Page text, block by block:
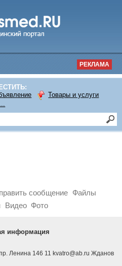
РЕКЛАМА
Товары и услуги
сообщение Файлы
Видео Фото
информация
Ленина 146 11 kvatro@ab.ru Жданов